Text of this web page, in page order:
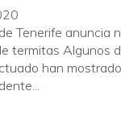
Tenerife anuncia
termitas Algunos
han